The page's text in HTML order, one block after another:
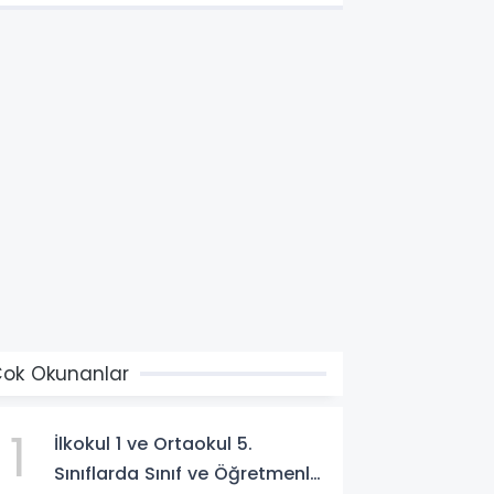
Okunanlar
1
İlkokul 1 ve Ortaokul 5.
Sınıflarda Sınıf ve Öğretmenler